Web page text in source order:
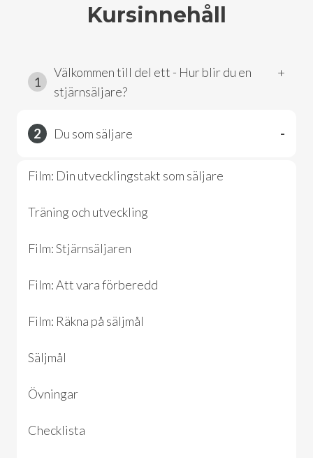
Kursinnehåll
1
Välkommen till del ett - Hur blir du en
stjärnsäljare?
+
2 Du som säljare -
Film: Din utvecklingstakt som säljare
Träning och utveckling
Film: Stjärnsäljaren
Film: Att vara förberedd
Film: Räkna på säljmål
Säljmål
Övningar
Checklista